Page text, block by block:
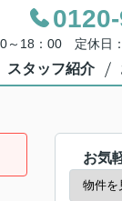
～18：00 定休日
スタッフ紹介
お気